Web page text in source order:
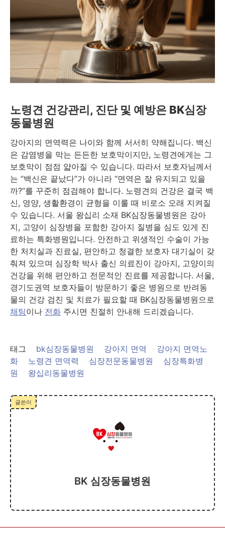
노령견 건강관리, 진단 및 예방은 BK심장
동물병원
강아지의 면역력은 나이와 함께 서서히 약해집니다. 백신
은 감염병을 막는 든든한 보호막이지만, 노령견에게는 그
보호막이 점점 얇아질 수 있습니다. 따라서 보호자님께서
는 “백신은 끝났다”가 아니라 “면역은 잘 유지되고 있을
까?”를 꾸준히 점검해야 합니다. 노령견의 건강은 결국 백
신, 영양, 생활환경이 균형을 이룰 때 비로소 오래 지켜질
수 있습니다. 서울 왕십리 소재 BK심장동물병원은 강아
지, 고양이 심장병을 포함한 강아지 질병을 심도 있게 진
료하는 특화병원입니다. 안전하고 위생적인 수술이 가능
한 처치실과 진료실, 편안하고 청결한 보호자 대기실이 갖
춰져 있으며 심장학 박사 출신 의료진이 강아지, 고양이의
건강을 위해 편안하고 전문적인 진료를 제공합니다. 서울,
경기도권역 보호자들이 방문하기 좋은 병원으로 반려동
물의 건강 검진 및 치료가 필요할 때 BK심장동물병원으로
채팅이나 전화 주시면 친절히 안내해 드리겠습니다.
태그 bk심장동물병원 강아지 면역
강아지 면역노
화
노령견 면역력 심장전문동물병원
심장특화병
원
왕십리동물병원
글쓴이
BK 심장동물병원